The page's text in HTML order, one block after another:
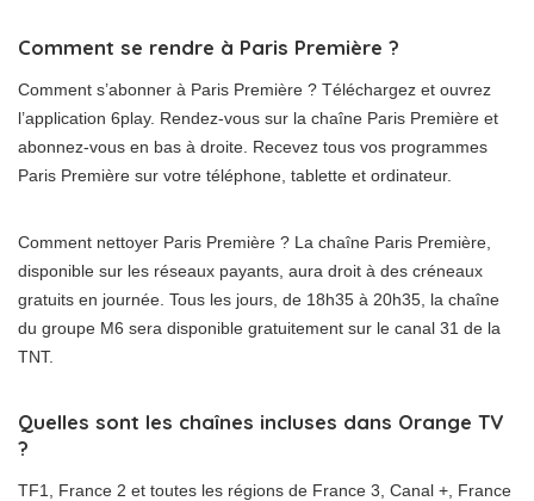
Comment se rendre à Paris Première ?
Comment s’abonner à Paris Première ? Téléchargez et ouvrez
l’application 6play. Rendez-vous sur la chaîne Paris Première et
abonnez-vous en bas à droite. Recevez tous vos programmes
Paris Première sur votre téléphone, tablette et ordinateur.
Comment nettoyer Paris Première ? La chaîne Paris Première,
disponible sur les réseaux payants, aura droit à des créneaux
gratuits en journée. Tous les jours, de 18h35 à 20h35, la chaîne
du groupe M6 sera disponible gratuitement sur le canal 31 de la
TNT.
Quelles sont les chaînes incluses dans Orange TV
?
TF1, France 2 et toutes les régions de France 3, Canal +, France